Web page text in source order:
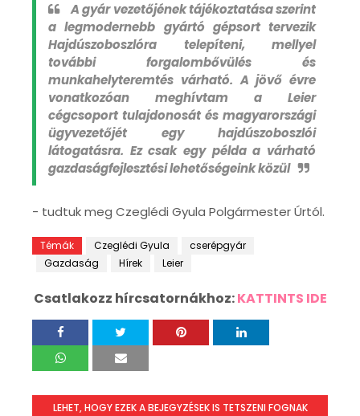
A gyár vezetőjének tájékoztatása szerint
a legmodernebb gyártó gépsort tervezik
Hajdúszoboszlóra telepíteni, mellyel
további forgalombővülés és
munkahelyteremtés várható. A jövő évre
vonatkozóan meghívtam a Leier
cégcsoport tulajdonosát és magyarországi
ügyvezetőjét egy hajdúszoboszlói
látogatásra. Ez csak egy példa a várható
gazdaságfejlesztési lehetőségeink közül
- tudtuk meg Czeglédi Gyula Polgármester Úrtól.
Témák Czeglédi Gyula
cserépgyár
Gazdaság
Hírek Leier
Csatlakozz hírcsatornákhoz:KATTINTS IDE
LEHET, HOGY EZEK A BEJEGYZÉSEK IS TETSZENI FOGNAK